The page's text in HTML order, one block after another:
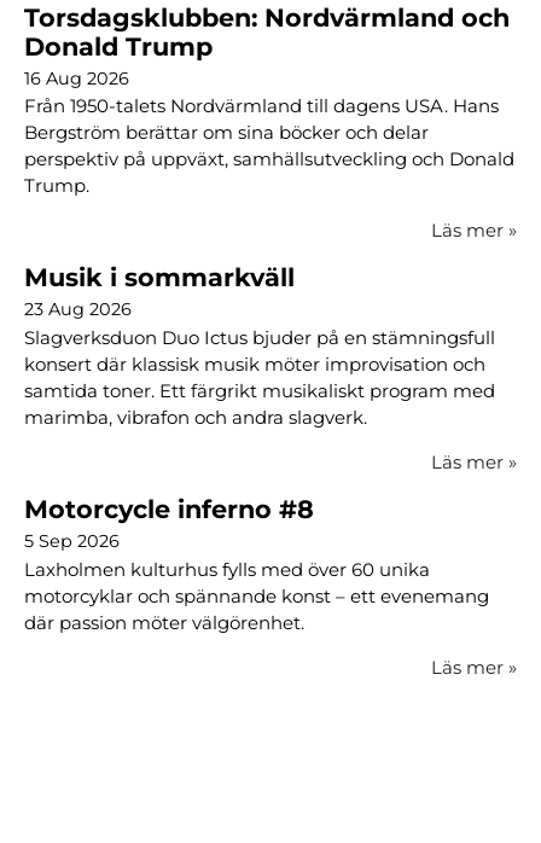
Torsdagsklubben: Nordvärmland och
Donald Trump
16 Aug 2026
Från 1950-talets Nordvärmland till dagens USA. Hans
Bergström berättar om sina böcker och delar
perspektiv på uppväxt, samhällsutveckling och Donald
Trump.
Läs mer »
Musik i sommarkväll
23 Aug 2026
Slagverksduon Duo Ictus bjuder på en stämningsfull
konsert där klassisk musik möter improvisation och
samtida toner. Ett färgrikt musikaliskt program med
marimba, vibrafon och andra slagverk.
Läs mer »
Motorcycle inferno #8
5 Sep 2026
Laxholmen kulturhus fylls med över 60 unika
motorcyklar och spännande konst – ett evenemang
där passion möter välgörenhet.
Läs mer »